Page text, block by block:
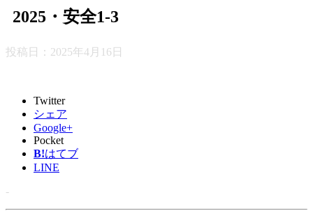
2025・安全1-3
投稿日： 2025年4月16日
Twitter
シェア
Google+
Pocket
B!はてブ
LINE
-